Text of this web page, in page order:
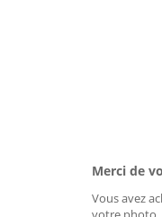
Merci de
Vous avez